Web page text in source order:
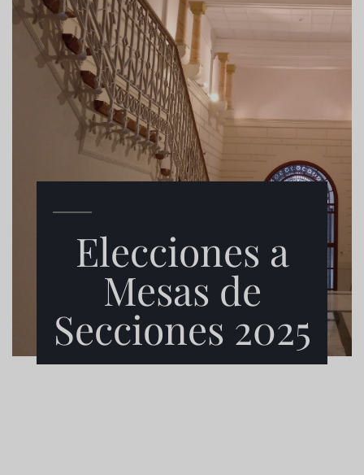
Elecciones a
Mesas de
Secciones 2025